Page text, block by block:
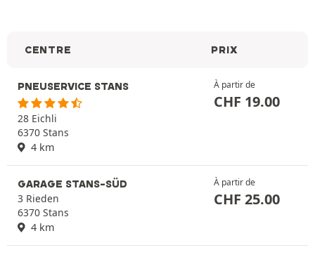
CENTRE PRIX
PNEUSERVICE STANS
28 Eichli
6370 Stans
4 km
À partir de
CHF 19.00
GARAGE STANS-SÜD
3 Rieden
6370 Stans
4 km
À partir de
CHF 25.00